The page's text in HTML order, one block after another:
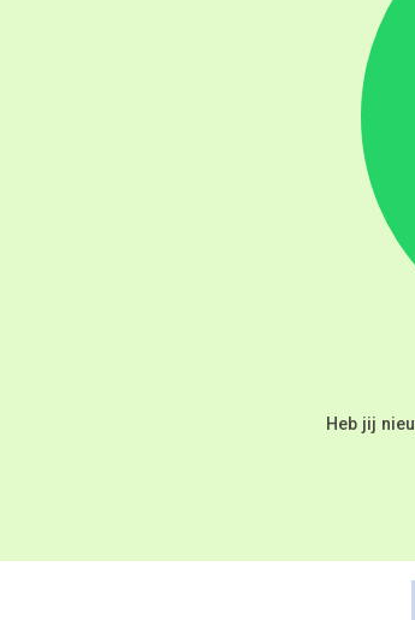
Heb jij